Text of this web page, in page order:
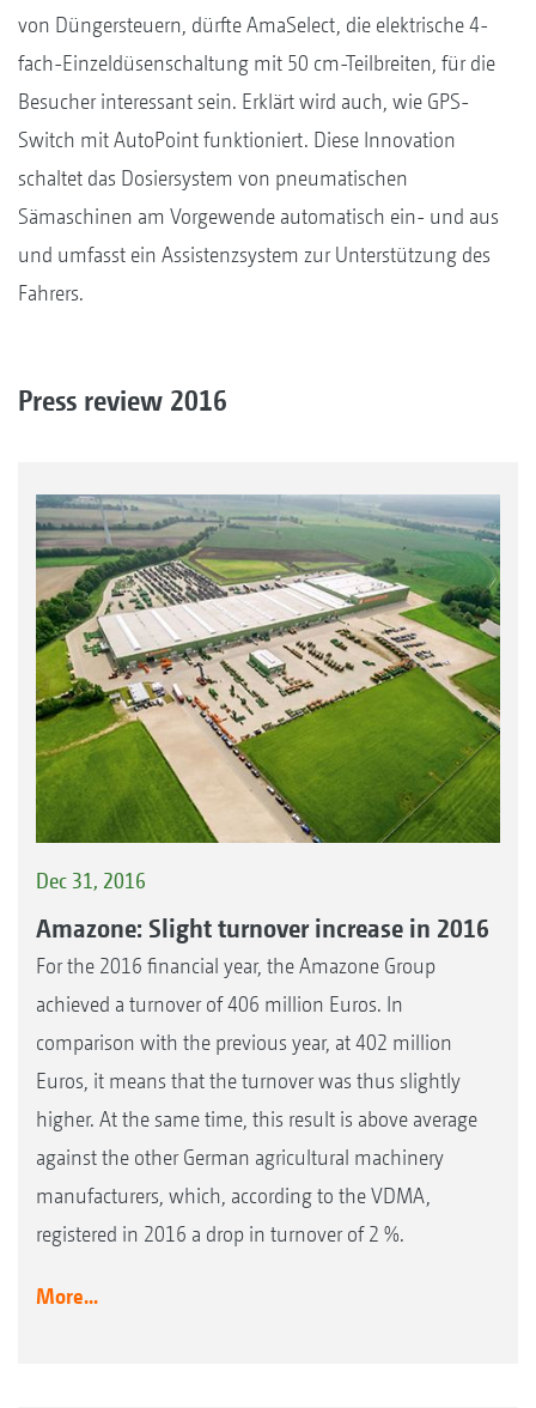
von Düngersteuern, dürfte AmaSelect, die elektrische 4-
fach-Einzeldüsenschaltung mit 50 cm-Teilbreiten, für die
Besucher interessant sein. Erklärt wird auch, wie GPS-
Switch mit AutoPoint funktioniert. Diese Innovation
schaltet das Dosiersystem von pneumatischen
Sämaschinen am Vorgewende automatisch ein- und aus
und umfasst ein Assistenzsystem zur Unterstützung des
Fahrers.
Press review 2016
Dec 31, 2016
Amazone: Slight turnover increase in 2016
For the 2016 financial year, the Amazone Group
achieved a turnover of 406 million Euros. In
comparison with the previous year, at 402 million
Euros, it means that the turnover was thus slightly
higher. At the same time, this result is above average
against the other German agricultural machinery
manufacturers, which, according to the VDMA,
registered in 2016 a drop in turnover of 2 %.
More...